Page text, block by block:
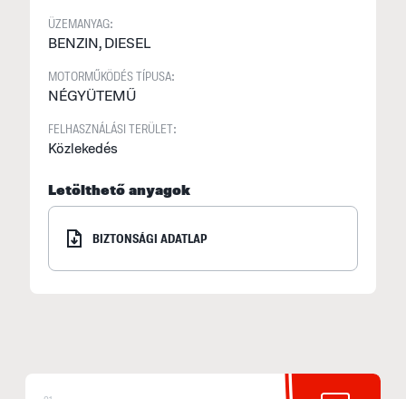
ÜZEMANYAG:
BENZIN, DIESEL
MOTORMŰKÖDÉS TÍPUSA:
NÉGYÜTEMŰ
FELHASZNÁLÁSI TERÜLET:
Közlekedés
Letölthető anyagok
BIZTONSÁGI ADATLAP